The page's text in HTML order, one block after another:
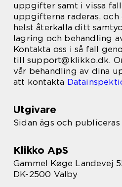
uppgifter samt i vissa
uppgifterna raderas, och
helst återkalla ditt
lagring och behandling
Kontakta oss i så fall
till support@klikko.dk.
vår behandling av dina
att kontakta
Utgivare
Sidan ägs och publiceras
Klikko ApS
Gammel Køge Landevej
DK-2500 Valby